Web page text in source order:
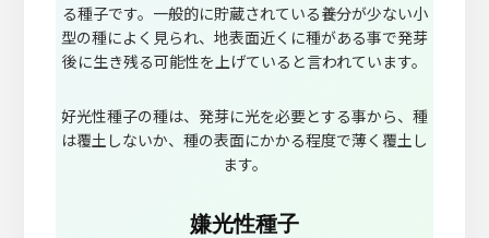
る種子です。一般的に貯蔵されている養分が少ない小
型の種によく見られ、地表面近くに種がある事で発芽
後に生き残る可能性を上げていると言われています。
好光性種子の種は、発芽に光を必要とする事から、種
は覆土しないか、種の表面にかかる程度で薄く覆土し
ます。
嫌光性種子